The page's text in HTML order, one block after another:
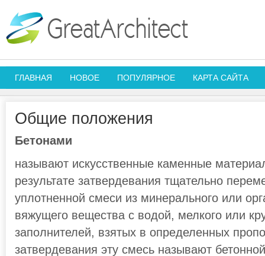
ГЛАВНАЯ НОВОЕ ПОПУЛЯРНОЕ КАРТА САЙТА
Общие положения
Бетонами
называют искусственные каменные
результате затвердевания тщательно
уплотненной смеси из минерального или
вяжущего вещества с водой, мелкого или
заполнителей, взятых в определенных
затвердевания эту смесь называют